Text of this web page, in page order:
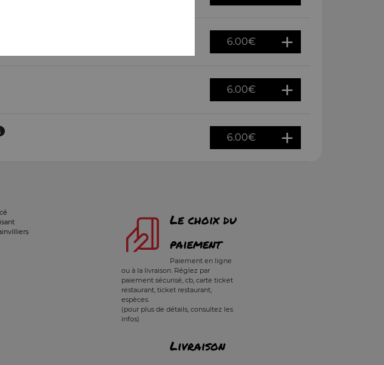
6.00€
6.00€
6.00€
Le choix du
paiement
Paiement en ligne
ou à la livraison. Réglez par
paiement sécurisé, cb, carte ticket
restaurant, ticket restaurant,
espèces.
(pour plus de détails, consultez les
infos)
Livraison